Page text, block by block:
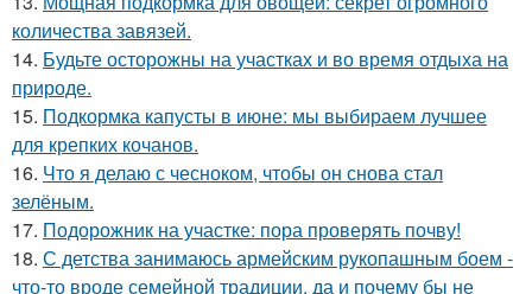
количества завязей.
14. Будьте осторожны на участках и во время отдыха на
природе.
15. Подкормка капусты в июне: мы выбираем лучшее
для крепких кочанов.
16. Что я делаю с чесноком, чтобы он снова стал
зелёным.
17. Подорожник на участке: пора проверять почву!
18. С детства занимаюсь армейским рукопашным боем -
что-то вроде семейной традиции, да и почему бы не